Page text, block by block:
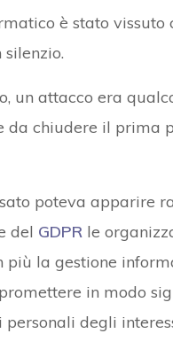
è stato
un attacco era
da chiudere il prima
poteva apparire
del GDPRle
più la gestione
in modo
degli